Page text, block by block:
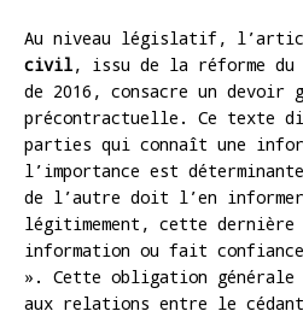
Au niveau législatif,
civil, issu de la réforme
de 2016, consacre un devoir
précontractuelle. Ce texte
parties qui connaît une
l’importance est
de l’autre doit l’en
légitimement, cette
information ou fait
». Cette obligation générale
aux relations entre le